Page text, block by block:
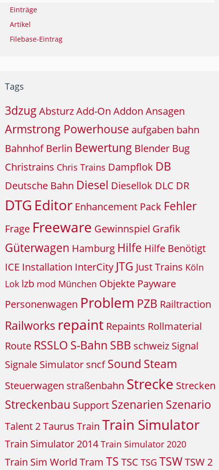
Einträge
Artikel
Filebase-Eintrag
Tags
3dzug AbsturzAdd-On Addon Ansagen
Armstrong Powerhouse aufgaben bahn
Bahnhof Berlin Bewertung Blender Bug
Christrains Chris Trains Dampflok DB
Deutsche Bahn Diesel Diesellok DLC DR
DTG Editor Enhancement Pack Fehler
Frage Freeware Gewinnspiel Grafik
Güterwagen Hamburg Hilfe Hilfe Benötigt
ICE Installation InterCity JTG Just Trains Köln
Lok lzb mod München Objekte Payware
Personenwagen Problem PZB Railtraction
Railworks repaint Repaints Rollmaterial
Route RSSLO S-Bahn SBB schweiz Signal
Signale Simulator sncf Sound Steam
Steuerwagen straßenbahn Strecke Strecken
Streckenbau Support Szenarien Szenario
Talent 2Taurus Train Train Simulator
Train Simulator 2014 Train Simulator 2020
Train Sim World Tram TS TSC TSG TSWTSW 2